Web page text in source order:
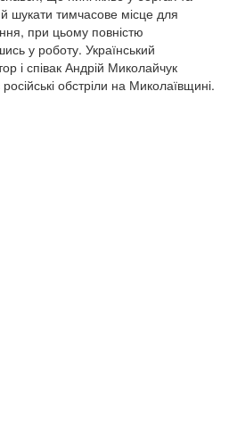
шукати тимчасове місце для
при цьому повністю
у роботу. Український
і співак Андрій Миколайчук
обстріли на Миколаївщині.